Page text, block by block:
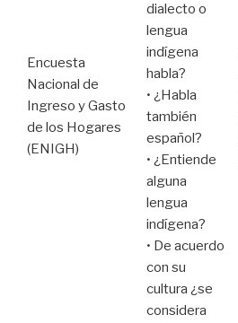
Encuesta
Nacional de
Ingreso y Gasto
de los Hogares
(ENIGH)
dialecto o
lengua
indígena
habla?
• ¿Habla
también
español?
• ¿Entiende
alguna
lengua
indígena?
• De acuerdo
con su
cultura ¿se
considera